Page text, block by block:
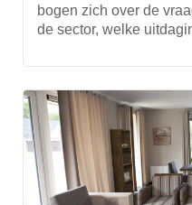
bogen zich over de
de sector, welke